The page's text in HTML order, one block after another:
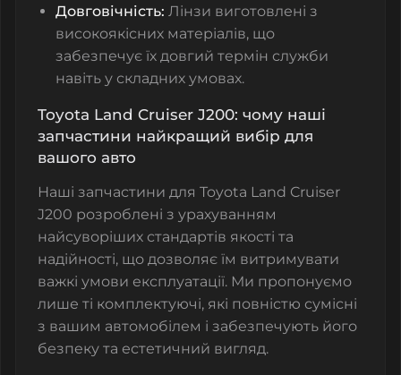
Довговічність: Лінзи виготовлені з
високоякісних матеріалів, що
забезпечує їх довгий термін служби
навіть у складних умовах.
Toyota Land Cruiser J200: чому наші
запчастини найкращий вибір для
вашого авто
Наші запчастини для Toyota Land Cruiser
J200 розроблені з урахуванням
найсуворіших стандартів якості та
надійності, що дозволяє їм витримувати
важкі умови експлуатації. Ми пропонуємо
лише ті комплектуючі, які повністю сумісні
з вашим автомобілем і забезпечують його
безпеку та естетичний вигляд.